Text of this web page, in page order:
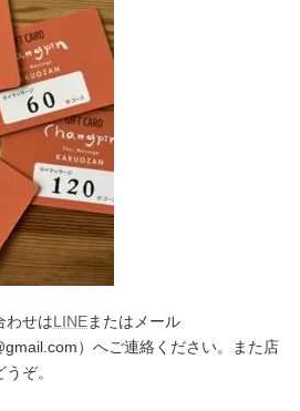
わせはLINEまたはメール
）へご連絡ください。また店
ぞ。